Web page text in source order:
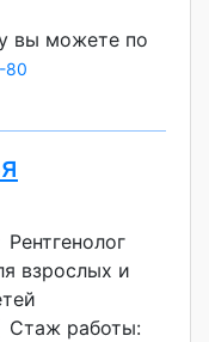
вы можете по
80
взрослых и
Стаж работы: